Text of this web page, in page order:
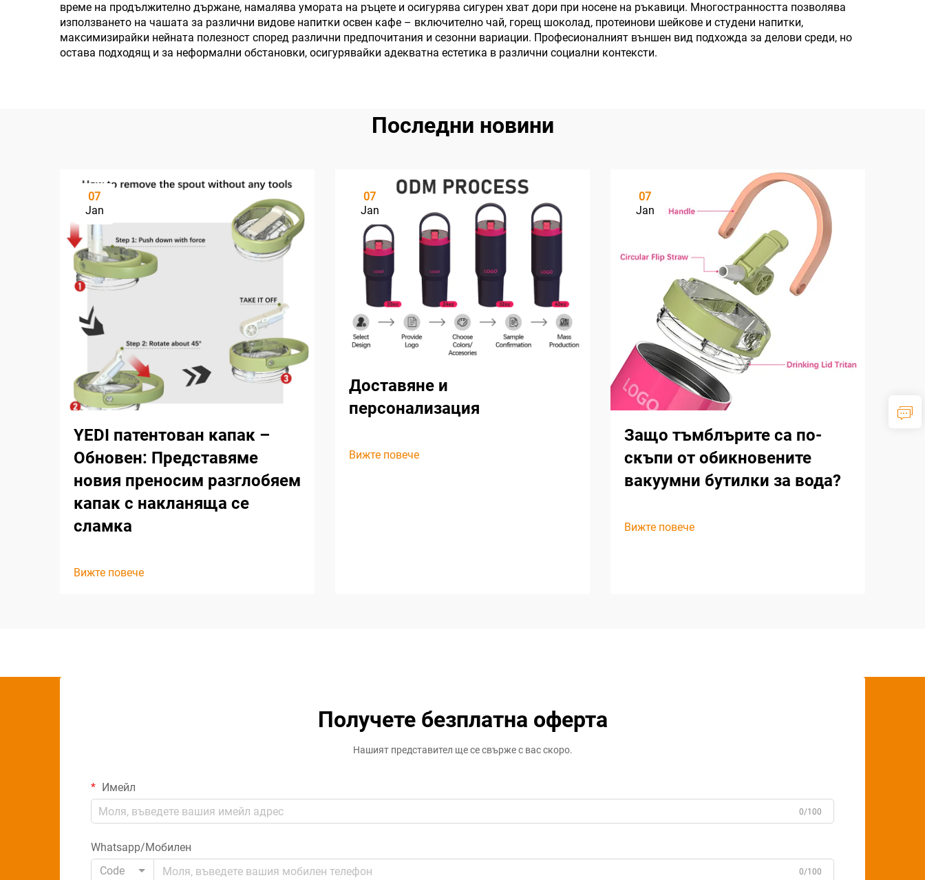
време на продължително държане, намалява умората на ръцете и осигурява сигурен хват дори при носене на ръкавици. Многостранността позволява
използването на чашата за различни видове напитки освен кафе – включително чай, горещ шоколад, протеинови шейкове и студени напитки,
максимизирайки нейната полезност според различни предпочитания и сезонни вариации. Професионалният външен вид подхожда за делови среди, но
остава подходящ и за неформални обстановки, осигурявайки адекватна естетика в различни социални контексти.
Последни новини
07
Jan
YEDI патентован капак –
Обновен: Представяме
новия преносим разглобяем
капак с накланяща се
сламка
Вижте повече
07
Jan
Доставяне и
персонализация
Вижте повече
07
Jan
Защо тъмблърите са по-
скъпи от обикновените
вакуумни бутилки за вода?
Вижте повече
Получете безплатна оферта
Нашият представител ще се свърже с вас скоро.
Имейл
0/100
Whatsapp/Мобилен
Code
0/100